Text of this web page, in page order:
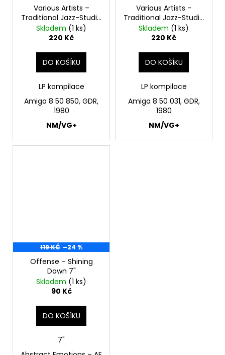
Various Artists –
Traditional Jazz-Studio
Nr. 2 LP
Skladem (1 ks)
220 Kč
DO KOŠÍKU
LP kompilace
Amiga 8 50 850, GDR,
1980
NM/VG+
Various Artists –
Traditional Jazz-Studio
Nr. 1 LP
Skladem (1 ks)
220 Kč
DO KOŠÍKU
LP kompilace
Amiga 8 50 031, GDR,
1980
NM/VG+
119 KČ –24 %
Offense – Shining
Dawn 7"
Skladem (1 ks)
90 Kč
DO KOŠÍKU
7"